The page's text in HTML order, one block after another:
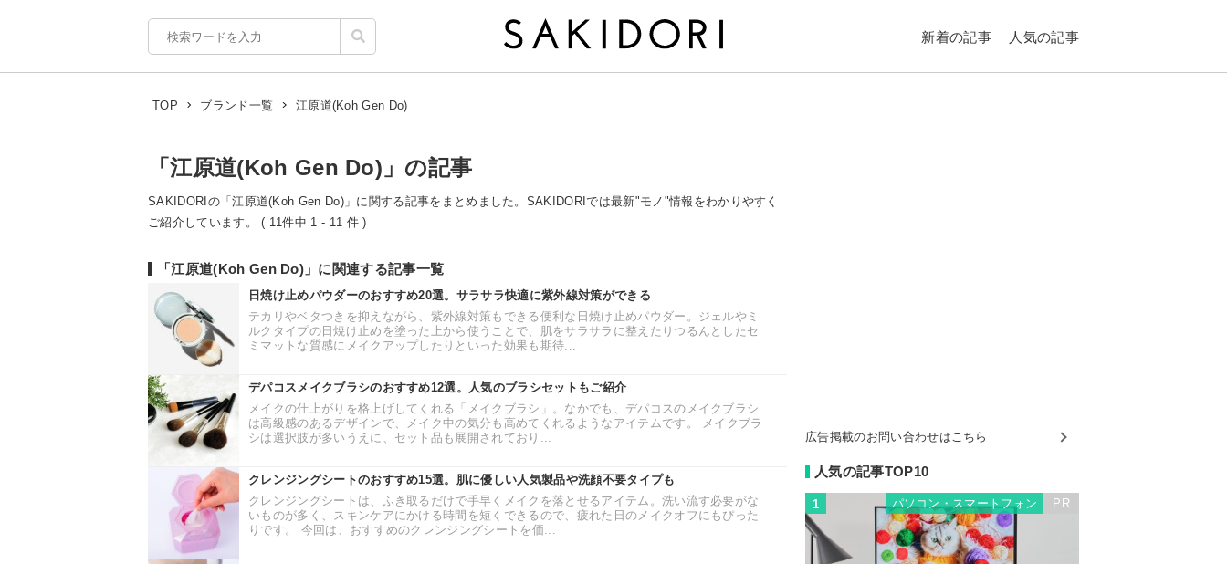
新着の記事 人気の記事
TOP ブランド一覧 江原道(Koh Gen Do)
「江原道(Koh Gen Do)」の記事
SAKIDORIの「江原道(Koh Gen Do)」に関する記事をまとめました。SAKIDORIでは最新"モノ"情報をわかりやすく
ご紹介しています。 ( 11件中 1 - 11 件 )
「江原道(Koh Gen Do)」に関連する記事一覧
日焼け止めパウダーのおすすめ20選。サラサラ快適に紫外線対策ができる
テカリやベタつきを抑えながら、紫外線対策もできる便利な日焼け止めパウダー。ジェルやミ
ルクタイプの日焼け止めを塗った上から使うことで、肌をサラサラに整えたりつるんとしたセ
ミマットな質感にメイクアップしたりといった効果も期待...
デパコスメイクブラシのおすすめ12選。人気のブラシセットもご紹介
メイクの仕上がりを格上げしてくれる「メイクブラシ」。なかでも、デパコスのメイクブラシ
は高級感のあるデザインで、メイク中の気分も高めてくれるようなアイテムです。 メイクブラ
シは選択肢が多いうえに、セット品も展開されており...
クレンジングシートのおすすめ15選。肌に優しい人気製品や洗顔不要タイプも
クレンジングシートは、ふき取るだけで手早くメイクを落とせるアイテム。洗い流す必要がな
いものが多く、スキンケアにかける時間を短くできるので、疲れた日のメイクオフにもぴった
りです。 今回は、おすすめのクレンジングシートを価...
広告掲載のお問い合わせはこちら
人気の記事TOP10
1 パソコン・スマートフォン PR